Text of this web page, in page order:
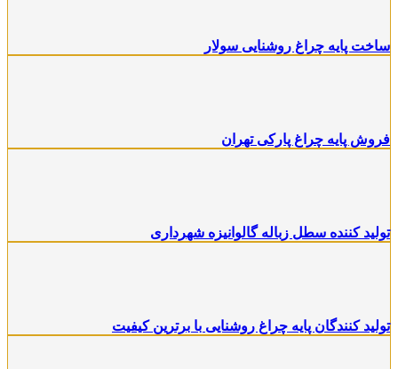
ساخت پایه چراغ روشنایی سولار
فروش پایه چراغ پارکی تهران
تولید کننده سطل زباله گالوانیزه شهرداری
تولید کنندگان پایه چراغ روشنایی با برترین کیفیت